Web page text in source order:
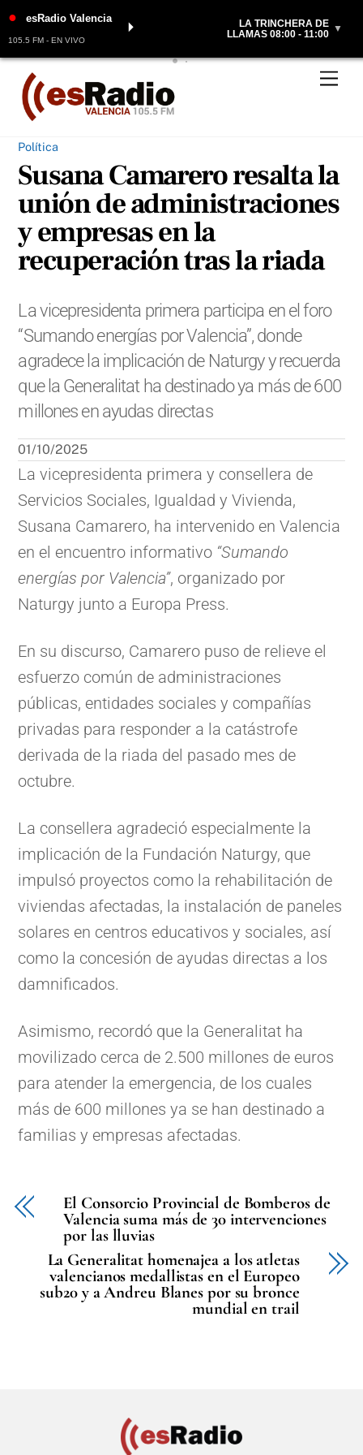
Skip
content
● esRadio Valencia
105.5 FM - EN VIVO
⏵
LA TRINCHERA DE
LLAMAS 08:00 - 11:00 ▼
Política
Susana Camarero resalta la
unión de administraciones
y empresas en la
recuperación tras la riada
La vicepresidenta primera participa en el foro
“Sumando energías por Valencia”, donde
agradece la implicación de Naturgy y recuerda
que la Generalitat ha destinado ya más de 600
millones en ayudas directas
01/10/2025
La vicepresidenta primera y consellera de
Servicios Sociales, Igualdad y Vivienda,
Susana Camarero, ha intervenido en Valencia
en el encuentro informativo “Sumando
energías por Valencia”, organizado por
Naturgy junto a Europa Press.
En su discurso, Camarero puso de relieve el
esfuerzo común de administraciones
públicas, entidades sociales y compañías
privadas para responder a la catástrofe
derivada de la riada del pasado mes de
octubre.
La consellera agradeció especialmente la
implicación de la Fundación Naturgy, que
impulsó proyectos como la rehabilitación de
viviendas afectadas, la instalación de paneles
solares en centros educativos y sociales, así
como la concesión de ayudas directas a los
damnificados.
Asimismo, recordó que la Generalitat ha
movilizado cerca de 2.500 millones de euros
para atender la emergencia, de los cuales
más de 600 millones ya se han destinado a
familias y empresas afectadas.
El Consorcio Provincial de Bomberos de
Valencia suma más de 30 intervenciones
por las lluvias
La Generalitat homenajea a los atletas
valencianos medallistas en el Europeo
sub20 y a Andreu Blanes por su bronce
mundial en trail